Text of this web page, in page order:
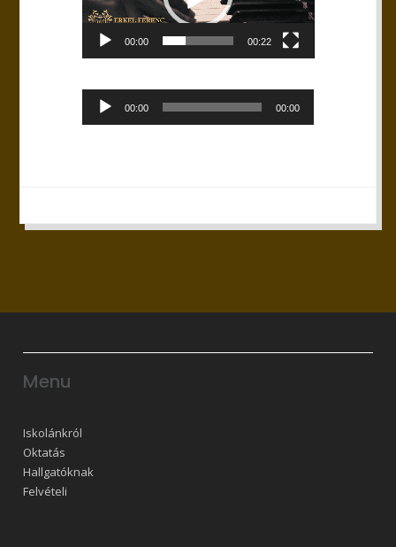
00:00 00:22
Audió
lejátszó
00:00 00:00
Menu
Iskolánkról
Oktatás
Hallgatóknak
Felvételi